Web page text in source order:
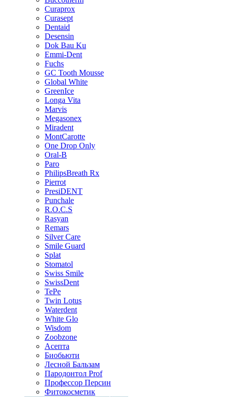
Curaprox
Curasept
Dentaid
Desensin
Dok Bau Ku
Emmi-Dent
Fuchs
GC Tooth Mousse
Global White
GreenIce
Longa Vita
Marvis
Megasonex
Miradent
MontCarotte
One Drop Only
Oral-B
Paro
PhilipsBreath Rx
Pierrot
PresiDENT
Punchale
R.O.C.S
Rasyan
Remars
Silver Care
Smile Guard
Splat
Stomatol
Swiss Smile
SwissDent
TePe
Twin Lotus
Waterdent
White Glo
Wisdom
Zoobzone
Асепта
Биобьюти
Лесной Бальзам
Пародонтол Prof
Профессор Персин
Фитокосметик